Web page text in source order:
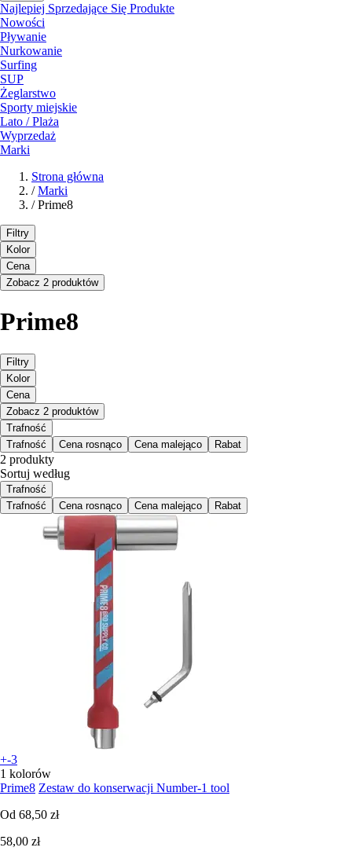
Najlepiej Sprzedające Się Produkte
Nowości
Pływanie
Nurkowanie
Surfing
SUP
Żeglarstwo
Sporty miejskie
Lato / Plaża
Wyprzedaż
Marki
Strona główna
/ Marki
/ Prime8
Filtry
Kolor
Cena
Zobacz 2 produktów
Prime8
Filtry
Kolor
Cena
Zobacz 2 produktów
Trafność
Trafność
Cena rosnąco Cena malejąco Rabat
2 produkty
Sortuj według
Trafność
Trafność
Cena rosnąco Cena malejąco Rabat
+-3
1 kolorów
Prime8 Zestaw do konserwacji Number-1 tool
Od 68,50 zł
58,00 zł